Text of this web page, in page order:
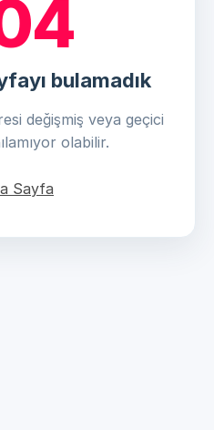
bulamadık
değişmiş veya geçici
olabilir.
Sayfa